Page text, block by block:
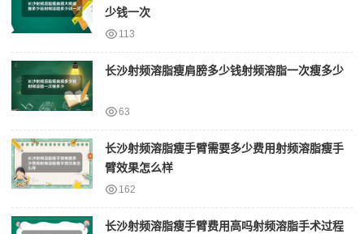
少钱一次
113
长沙射频溶脂瘦肩膀多少钱射频溶脂一次瘦多少
63
长沙射频溶脂瘦手臂需要多少费用射频溶脂瘦手
臂效果怎么样
162
长沙射频溶脂瘦手臂费用高吗射频溶脂手术过程